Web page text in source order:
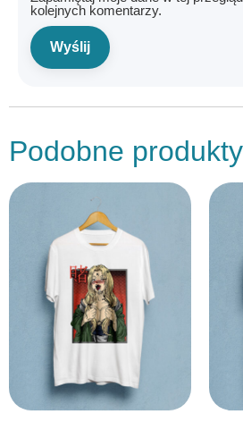
kolejnych komentarzy.
Podobne produkty